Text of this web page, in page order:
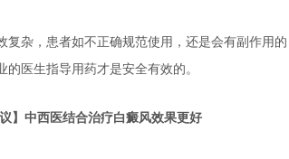
杂，患者如不正确规范使用，还是会有副作用的
医生指导用药才是安全有效的。
中西医结合治疗白癜风效果更好